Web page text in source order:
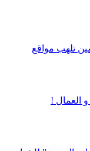
تلهب مواقع
و العمال !